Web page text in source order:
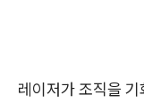
레이저가 조직을